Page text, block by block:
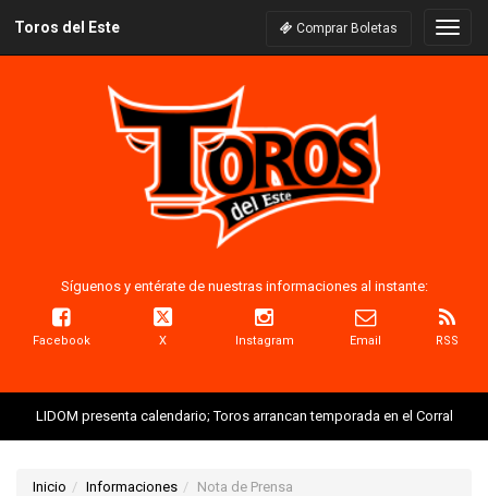
Toros del Este Comprar Boletas
Síguenos y entérate de nuestras informaciones al instante:
Facebook X Instagram Email RSS
LIDOM presenta calendario; Toros arrancan temporada en el Corral
Inicio Informaciones Nota de Prensa